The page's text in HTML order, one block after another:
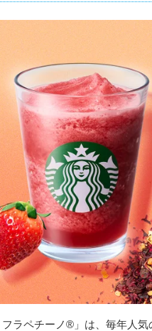
ラペチーノ®」は、毎年人気